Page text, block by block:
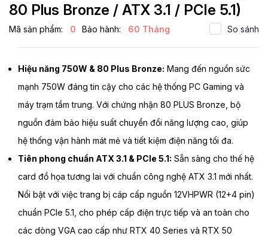
80 Plus Bronze / ATX 3.1 / PCIe 5.1)
Mã sản phẩm: 0 Bảo hành: 60 Tháng So sánh
Hiệu năng 750W & 80 Plus Bronze: Mang đến nguồn sức
mạnh 750W đáng tin cậy cho các hệ thống PC Gaming và
máy trạm tầm trung. Với chứng nhận 80 PLUS Bronze, bộ
nguồn đảm bảo hiệu suất chuyển đổi năng lượng cao, giúp
hệ thống vận hành mát mẻ và tiết kiệm điện năng tối đa.
Tiên phong chuẩn ATX 3.1 & PCIe 5.1: Sẵn sàng cho thế hệ
card đồ họa tương lai với chuẩn công nghệ ATX 3.1 mới nhất.
Nổi bật với việc trang bị cáp cấp nguồn 12VHPWR (12+4 pin)
chuẩn PCIe 5.1, cho phép cấp điện trực tiếp và an toàn cho
các dòng VGA cao cấp như RTX 40 Series và RTX 50